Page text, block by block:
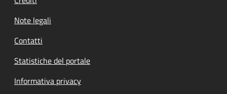
Note legali
Contatti
Statistiche del portale
Informativa privacy